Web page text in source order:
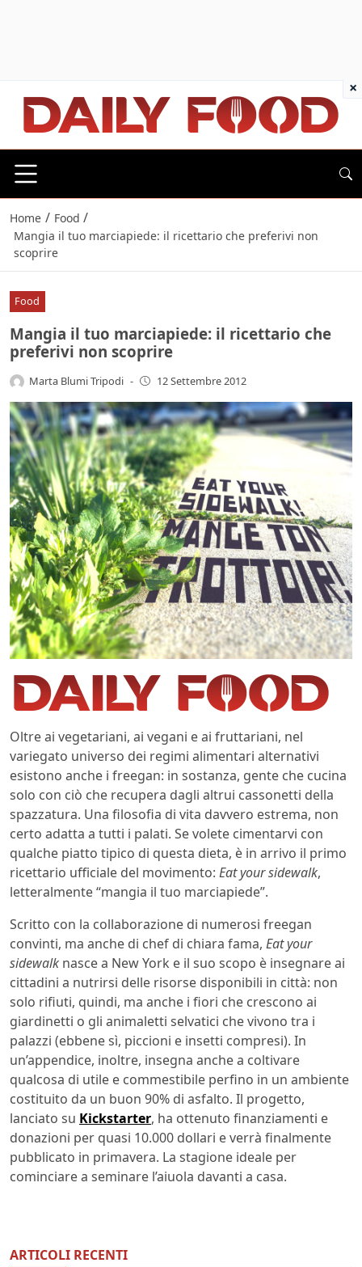
Home / Food /
Mangia il tuo marciapiede: il ricettario che preferivi non
scoprire
Food
Mangia il tuo marciapiede: il ricettario che
preferivi non scoprire
Marta Blumi Tripodi - 12 Settembre 2012
Oltre ai vegetariani, ai vegani e ai fruttariani, nel
variegato universo dei regimi alimentari alternativi
esistono anche i freegan: in sostanza, gente che cucina
solo con ciò che recupera dagli altrui cassonetti della
spazzatura. Una filosofia di vita davvero estrema, non
certo adatta a tutti i palati. Se volete cimentarvi con
qualche piatto tipico di questa dieta, è in arrivo il primo
ricettario ufficiale del movimento: Eat your sidewalk,
letteralmente “mangia il tuo marciapiede”.
Scritto con la collaborazione di numerosi freegan
convinti, ma anche di chef di chiara fama, Eat your
sidewalk nasce a New York e il suo scopo è insegnare ai
cittadini a nutrirsi delle risorse disponibili in città: non
solo rifiuti, quindi, ma anche i fiori che crescono ai
giardinetti o gli animaletti selvatici che vivono tra i
palazzi (ebbene sì, piccioni e insetti compresi). In
un’appendice, inoltre, insegna anche a coltivare
qualcosa di utile e commestibile perfino in un ambiente
costituito da un buon 90% di asfalto. Il progetto,
lanciato su Kickstarter, ha ottenuto finanziamenti e
donazioni per quasi 10.000 dollari e verrà finalmente
pubblicato in primavera. La stagione ideale per
cominciare a seminare l’aiuola davanti a casa.
ARTICOLI RECENTI
×